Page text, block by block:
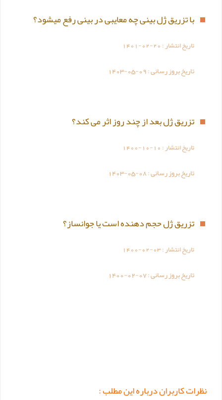
با تزریق ژل بینی چه معایبی در بینی رفع میشود؟
تاریخ انتشار :1401-02-20
تاریخ بروز رسانی :1403-05-09
تزریق ژل بعد از چند روز اثر می کند؟
تاریخ انتشار :1400-10-10
تاریخ بروز رسانی :1403-05-08
تزریق ژل حجم دهنده است یا جوانساز؟
تاریخ انتشار :1400-02-03
تاریخ بروز رسانی :1400-02-07
نظرات کاربران درباره این مطلب :